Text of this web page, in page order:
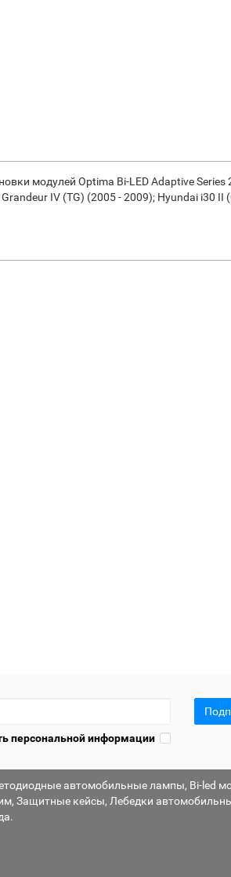
модулей Optima Bi-LED Adaptive
IV (TG) (2005 - 2009); Hyundai i30 II
персональной информации
автомобильные лампы, Bi-led
Защитные кейсы, Лебедки